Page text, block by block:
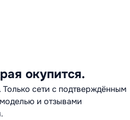
окупится.
сети с подтверждённым
и отзывами